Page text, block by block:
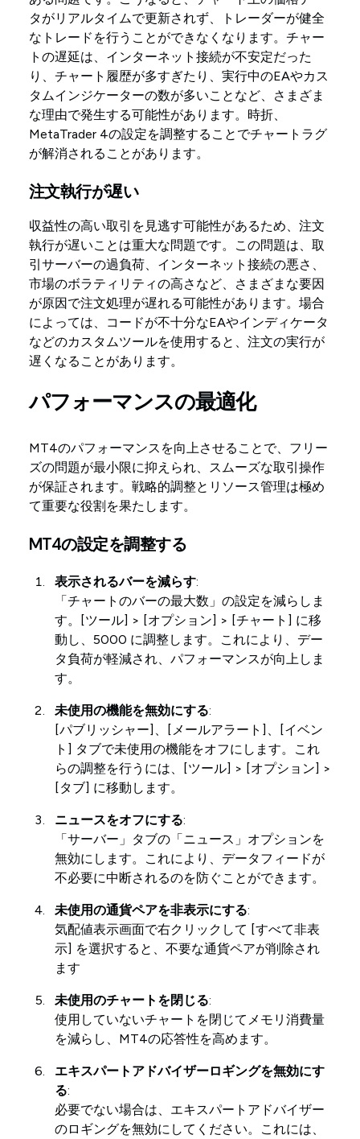
タがリアルタイムで更新されず、トレーダーが健全
なトレードを行うことができなくなります。チャー
トの遅延は、インターネット接続が不安定だった
り、チャート履歴が多すぎたり、実行中のEAやカス
タムインジケーターの数が多いことなど、さまざま
な理由で発生する可能性があります。時折、
MetaTrader 4の設定を調整することでチャートラグ
が解消されることがあります。
注文執行が遅い
収益性の高い取引を見逃す可能性があるため、注文
執行が遅いことは重大な問題です。この問題は、取
引サーバーの過負荷、インターネット接続の悪さ、
市場のボラティリティの高さなど、さまざまな要因
が原因で注文処理が遅れる可能性があります。場合
によっては、コードが不十分なEAやインディケータ
などのカスタムツールを使用すると、注文の実行が
遅くなることがあります。
パフォーマンスの最適化
MT4のパフォーマンスを向上させることで、フリー
ズの問題が最小限に抑えられ、スムーズな取引操作
が保証されます。戦略的調整とリソース管理は極め
て重要な役割を果たします。
MT4の設定を調整する
表示されるバーを減らす:
「チャートのバーの最大数」の設定を減らしま
す。[ツール] > [オプション] > [チャート] に移
動し、5000 に調整します。これにより、デー
タ負荷が軽減され、パフォーマンスが向上しま
す。
未使用の機能を無効にする:
[パブリッシャー]、[メールアラート]、[イベン
ト] タブで未使用の機能をオフにします。これ
らの調整を行うには、[ツール] > [オプション] >
[タブ] に移動します。
ニュースをオフにする:
「サーバー」タブの「ニュース」オプションを
無効にします。これにより、データフィードが
不必要に中断されるのを防ぐことができます。
未使用の通貨ペアを非表示にする:
気配値表示画面で右クリックして [すべて非表
示] を選択すると、不要な通貨ペアが削除され
ます
未使用のチャートを閉じる:
使用していないチャートを閉じてメモリ消費量
を減らし、MT4の応答性を高めます。
エキスパートアドバイザーロギングを無効にす
る:
必要でない場合は、エキスパートアドバイザー
のロギングを無効にしてください。これには、